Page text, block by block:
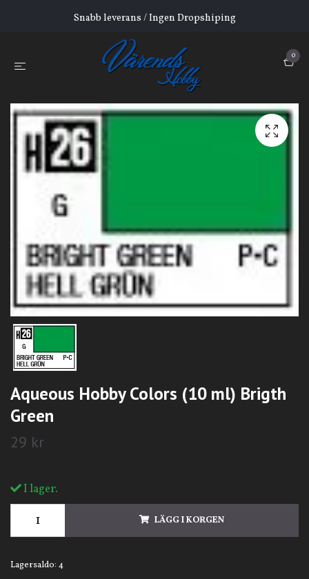
Snabb leverans / Ingen Dropshiping
0
Aqueous Hobby Colors (10 ml) Brigth
Green
29 kr
I lager.
LÄGG I KORGEN
Lagersaldo: 4